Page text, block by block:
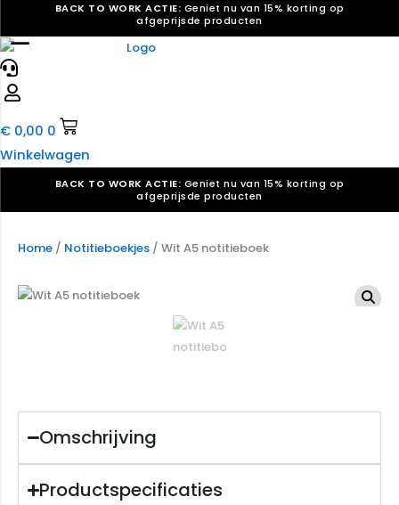
BACK TO WORK ACTIE: Geniet nu van 15% korting op
afgeprijsde producten
Verkiezingsdrukwerk nodig? Maak indruk, win stemmen.
☰
€ 0,00 0
Winkelwagen
BACK TO WORK ACTIE: Geniet nu van 15% korting op
afgeprijsde producten
Bekijk ons aanbod.
Home / Notitieboekjes / Wit A5 notitieboek
Omschrijving
Productspecificaties